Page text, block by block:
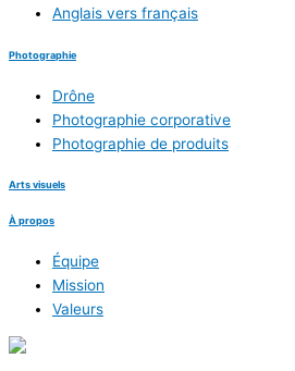
Anglais vers français
Photographie
Drône
Photographie corporative
Photographie de produits
Arts visuels
À propos
Équipe
Mission
Valeurs